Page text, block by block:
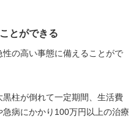
とができる
の高い事態に備えることがで
柱が倒れて一定期間、生活費
病にかかり100万円以上の治療